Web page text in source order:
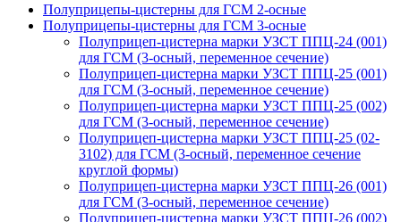
Полуприцепы-цистерны для ГСМ 2-осные
Полуприцепы-цистерны для ГСМ 3-осные
Полуприцеп-цистерна марки УЗСТ ППЦ-24 (001)
для ГСМ (3-осный, переменное сечение)
Полуприцеп-цистерна марки УЗСТ ППЦ-25 (001)
для ГСМ (3-осный, переменное сечение)
Полуприцеп-цистерна марки УЗСТ ППЦ-25 (002)
для ГСМ (3-осный, переменное сечение)
Полуприцеп-цистерна марки УЗСТ ППЦ-25 (02-
3102) для ГСМ (3-осный, переменное сечение
круглой формы)
Полуприцеп-цистерна марки УЗСТ ППЦ-26 (001)
для ГСМ (3-осный, переменное сечение)
Полуприцеп-цистерна марки УЗСТ ППЦ-26 (002)